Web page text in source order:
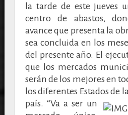
la tarde de este jueves
centro de abastos,
avance que presenta la
sea concluida en los
del presente año. El
que los mercados
serán de los mejores en
los diferentes Estados de
país. “Va a ser un